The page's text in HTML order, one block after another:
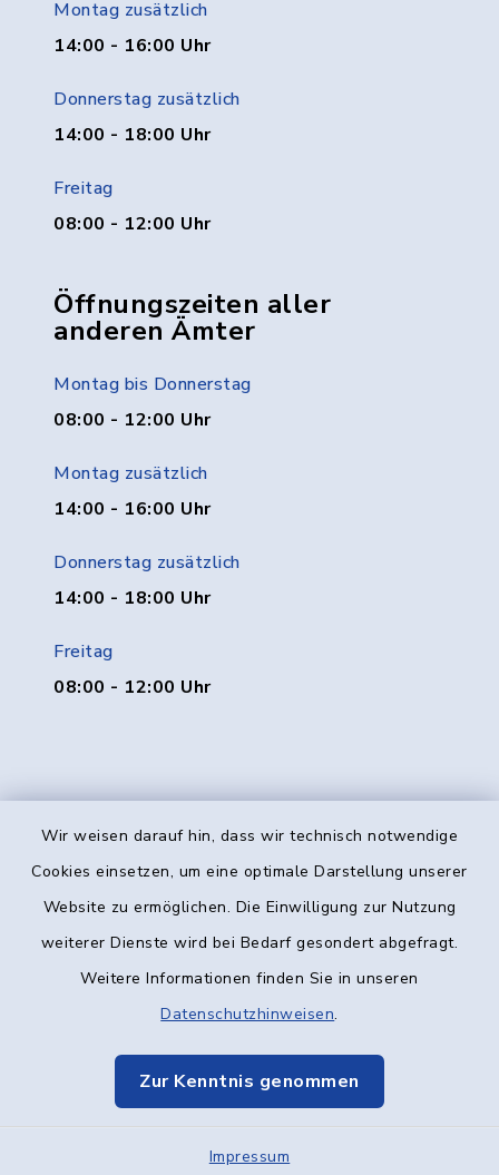
Wir weisen darauf hin, dass wir technisch notwendige
Cookies einsetzen, um eine optimale Darstellung unserer
Website zu ermöglichen. Die Einwilligung zur Nutzung
weiterer Dienste wird bei Bedarf gesondert abgefragt.
Weitere Informationen finden Sie in unseren
Datenschutzhinweisen.
Zur Kenntnis genommen
Impressum
Montag zusätzlich
14:00 - 16:00 Uhr
Donnerstag zusätzlich
14:00 - 18:00 Uhr
Freitag
08:00 - 12:00 Uhr
Öffnungszeiten aller
anderen Ämter
Montag bis Donnerstag
08:00 - 12:00 Uhr
Montag zusätzlich
14:00 - 16:00 Uhr
Donnerstag zusätzlich
14:00 - 18:00 Uhr
Freitag
08:00 - 12:00 Uhr
Kontakt
Datenschutz
Elektronische Kommunikation
Sitemap